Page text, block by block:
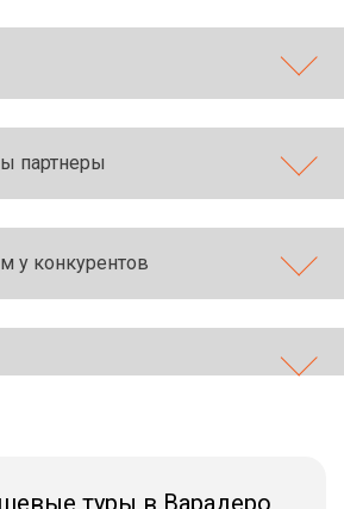
партнеры
у конкурентов
туры в Варадеро